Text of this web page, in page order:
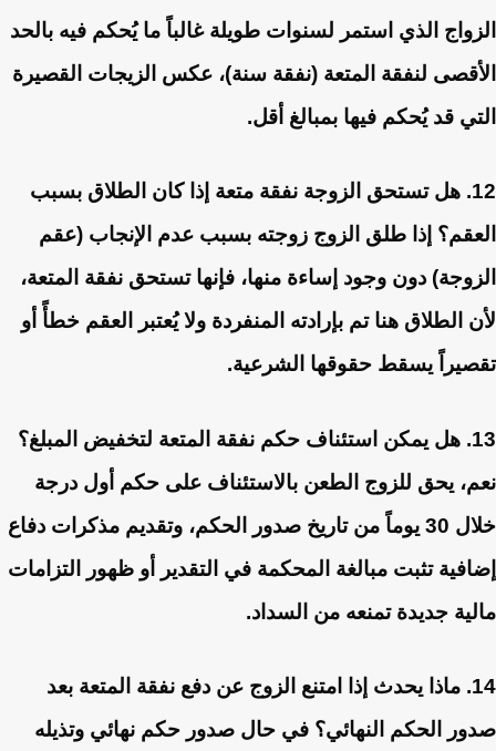
الزواج الذي استمر لسنوات طويلة غالباً ما يُحكم فيه بالحد
الأقصى لنفقة المتعة (نفقة سنة)، عكس الزيجات القصيرة
التي قد يُحكم فيها بمبالغ أقل.
12. هل تستحق الزوجة نفقة متعة إذا كان الطلاق بسبب
العقم؟ إذا طلق الزوج زوجته بسبب عدم الإنجاب (عقم
الزوجة) دون وجود إساءة منها، فإنها تستحق نفقة المتعة،
لأن الطلاق هنا تم بإرادته المنفردة ولا يُعتبر العقم خطأً أو
تقصيراً يسقط حقوقها الشرعية.
13. هل يمكن استئناف حكم نفقة المتعة لتخفيض المبلغ؟
نعم، يحق للزوج الطعن بالاستئناف على حكم أول درجة
خلال 30 يوماً من تاريخ صدور الحكم، وتقديم مذكرات دفاع
إضافية تثبت مبالغة المحكمة في التقدير أو ظهور التزامات
مالية جديدة تمنعه من السداد.
14. ماذا يحدث إذا امتنع الزوج عن دفع نفقة المتعة بعد
صدور الحكم النهائي؟ في حال صدور حكم نهائي وتذيله